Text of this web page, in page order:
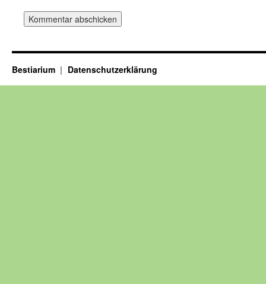
Bestiarium Datenschutzerklärung